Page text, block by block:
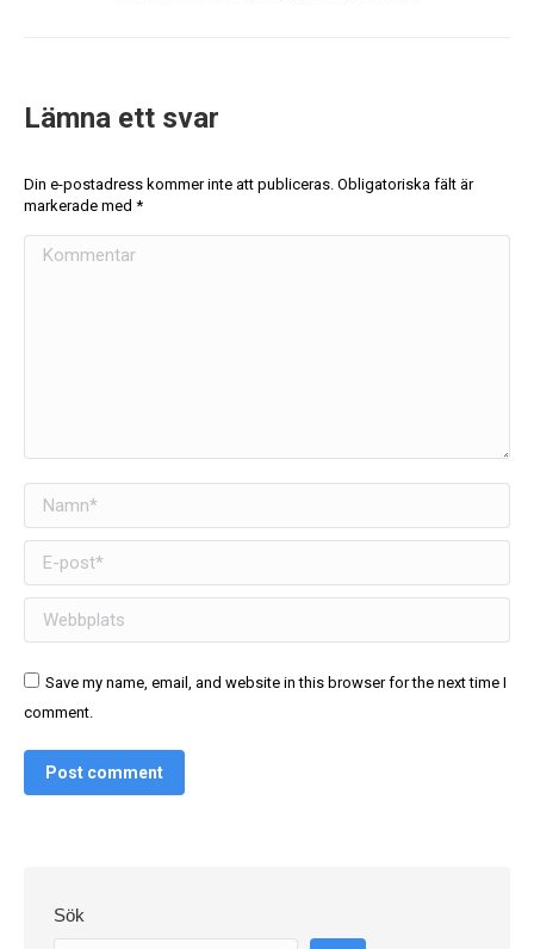
Lämna ett svar
Din e-postadress kommer inte att publiceras. Obligatoriska fält är
markerade med *
Kommentar
Namn *
E-post *
Webbplats
Save my name, email, and website in this browser for the next time I
comment.
Post comment
Sök